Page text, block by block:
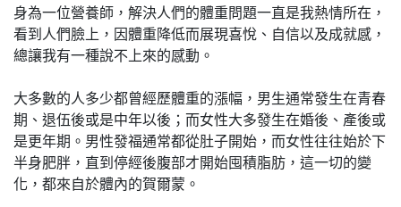
身為一位營養師，解決人們的體重問題一直是我熱情所在，
看到人們臉上，因體重降低而展現喜悅、自信以及成就感，
總讓我有一種說不上來的感動。
大多數的人多少都曾經歷體重的漲幅，男生通常發生在青春
期、退伍後或是中年以後；而女性大多發生在婚後、產後或
是更年期。男性發福通常都從肚子開始，而女性往往始於下
半身肥胖，直到停經後腹部才開始囤積脂肪，這一切的變
化，都來自於體內的賀爾蒙。